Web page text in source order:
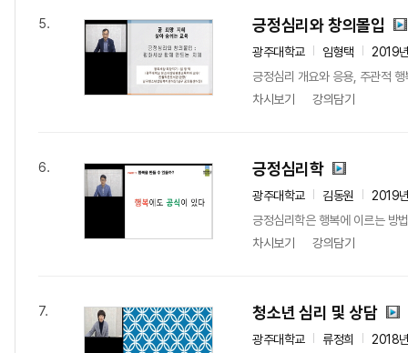
5. 긍정심리와 창의몰입
광주대학교 임형택
2019
긍정심리 개요와 응용, 주관적
차시보기
강의담기
6. 긍정심리학
광주대학교 김동원
2019
긍정심리학은 행복에 이르는 방
차시보기
강의담기
7. 청소년 심리 및 상담
광주대학교 류정희
2018